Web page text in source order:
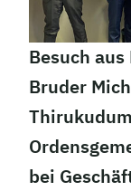
Besuch
Bruder
bei